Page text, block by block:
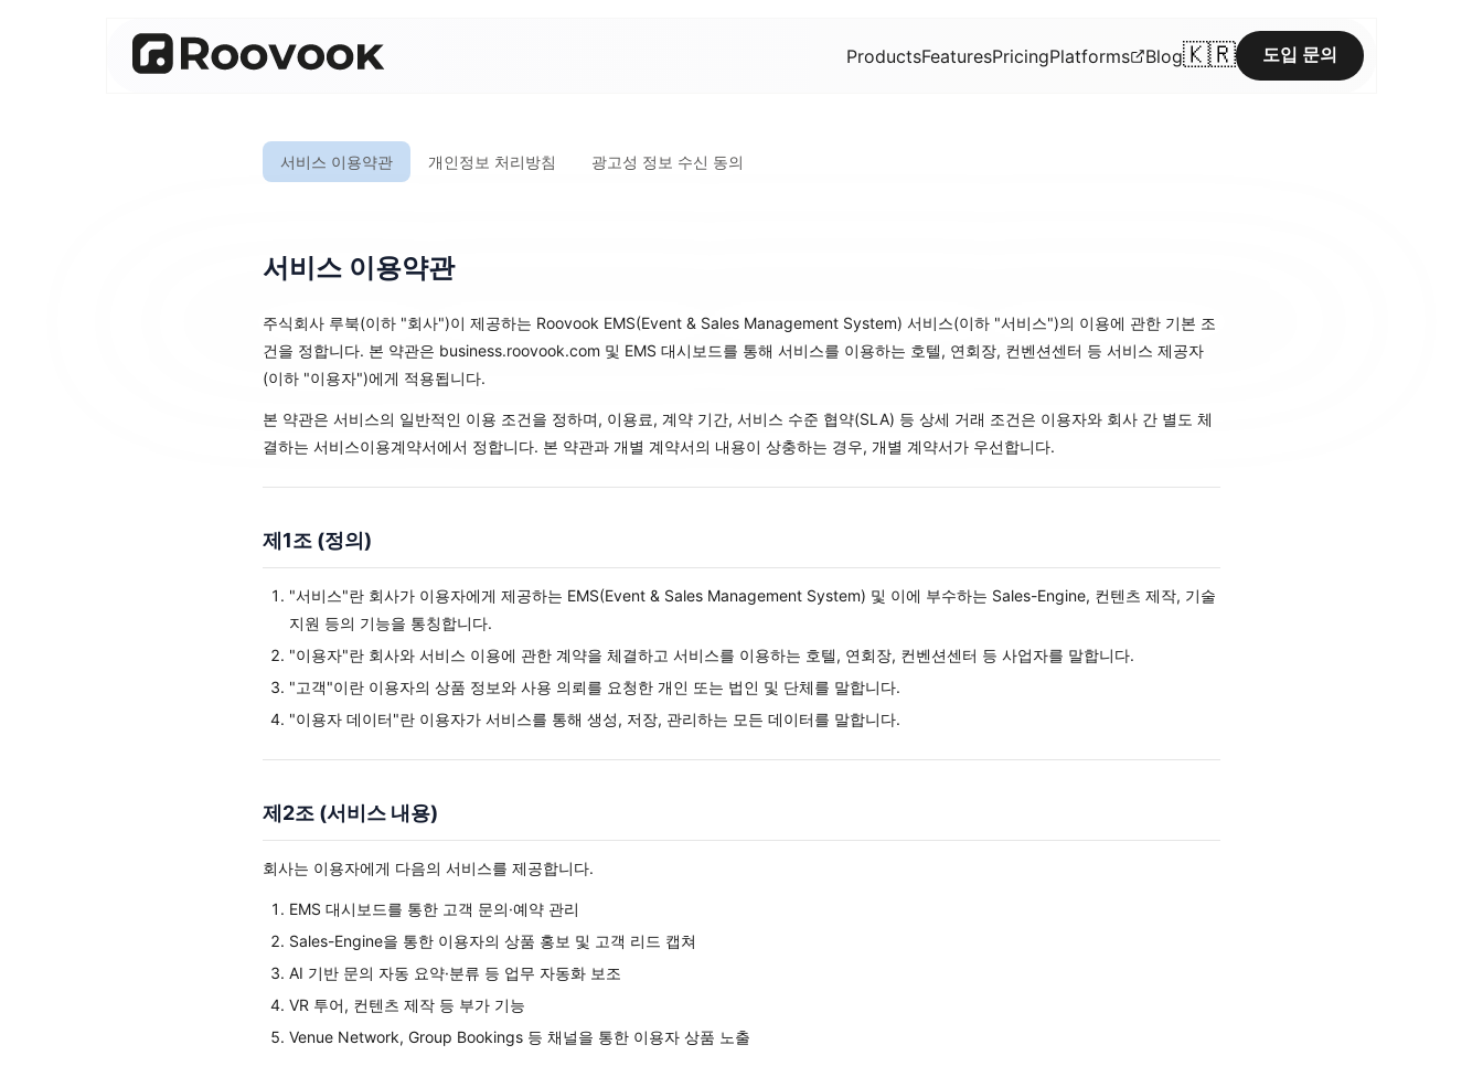
ProductsFeaturesPricingPlatforms Blog🇰🇷 도입 문의
서비스 이용약관 개인정보 처리방침 광고성 정보 수신 동의
서비스 이용약관
주식회사 루북(이하 "회사")이 제공하는 Roovook EMS(Event & Sales Management System) 서비스(이하 "서비스")의 이용에 관한 기본 조
건을 정합니다. 본 약관은 business.roovook.com 및 EMS 대시보드를 통해 서비스를 이용하는 호텔, 연회장, 컨벤션센터 등 서비스 제공자
(이하 "이용자")에게 적용됩니다.
본 약관은 서비스의 일반적인 이용 조건을 정하며, 이용료, 계약 기간, 서비스 수준 협약(SLA) 등 상세 거래 조건은 이용자와 회사 간 별도 체
결하는 서비스이용계약서에서 정합니다. 본 약관과 개별 계약서의 내용이 상충하는 경우, 개별 계약서가 우선합니다.
제1조 (정의)
"서비스"란 회사가 이용자에게 제공하는 EMS(Event & Sales Management System) 및 이에 부수하는 Sales-Engine, 컨텐츠 제작, 기술
지원 등의 기능을 통칭합니다.
"이용자"란 회사와 서비스 이용에 관한 계약을 체결하고 서비스를 이용하는 호텔, 연회장, 컨벤션센터 등 사업자를 말합니다.
"고객"이란 이용자의 상품 정보와 사용 의뢰를 요청한 개인 또는 법인 및 단체를 말합니다.
"이용자 데이터"란 이용자가 서비스를 통해 생성, 저장, 관리하는 모든 데이터를 말합니다.
제2조 (서비스 내용)
회사는 이용자에게 다음의 서비스를 제공합니다.
EMS 대시보드를 통한 고객 문의·예약 관리
Sales-Engine을 통한 이용자의 상품 홍보 및 고객 리드 캡쳐
AI 기반 문의 자동 요약·분류 등 업무 자동화 보조
VR 투어, 컨텐츠 제작 등 부가 기능
Venue Network, Group Bookings 등 채널을 통한 이용자 상품 노출